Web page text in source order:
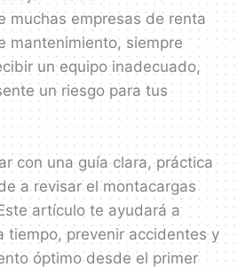
muchas empresas de renta
mantenimiento, siempre
un equipo inadecuado,
un riesgo para tus
con una guía clara, práctica
a revisar el montacargas
artículo te ayudará a
tiempo, prevenir accidentes y
óptimo desde el primer